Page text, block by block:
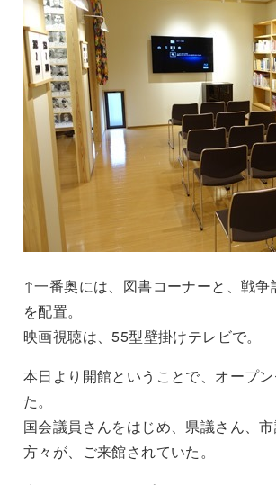
↑一番奥には、図書コーナーと、戦
を配置。
映画視聴は、55型壁掛けテレビで。
本日より開館ということで、オープ
た。
国会議員さんをはじめ、県議さん、
方々が、ご来館されていた。